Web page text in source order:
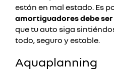
están en mal estado. Es
amortiguadores debe
que tu auto siga
todo, seguro y estable.
Aquaplanning